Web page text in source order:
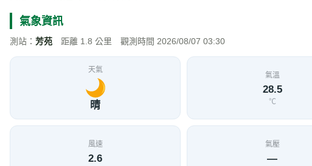
氣象資訊
測站： 芳苑 距離 1.8 公里 觀測時間 2026/08/07 03:30
天氣
晴
氣溫
28.5
℃
風速
2.6
氣壓
—